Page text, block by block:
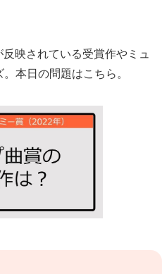
映されている受賞作やミュ
本日の問題はこちら。